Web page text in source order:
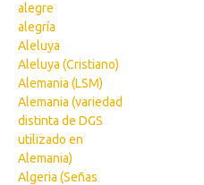
alegre
alegría
Aleluya
Aleluya (Cristiano)
Alemania (LSM)
Alemania (variedad
distinta de DGS
utilizado en
Alemania)
Algeria (Señas